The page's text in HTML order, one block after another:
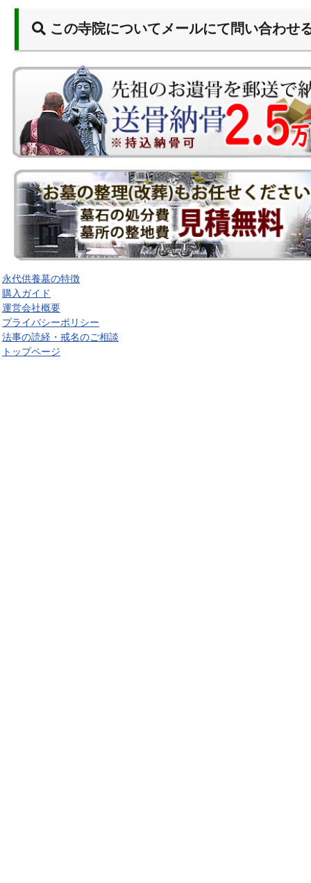
この寺院についてメールにて問い合わせ
永代供養墓の特徴
購入ガイド
運営会社概要
プライバシーポリシー
法事の読経・戒名のご相談
トップページ